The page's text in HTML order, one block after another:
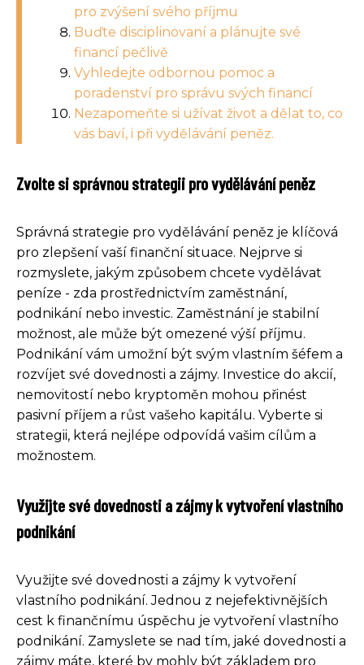
pro zvýšení svého příjmu
Buďte disciplinovaní a plánujte své
financí pečlivě
Vyhledejte odbornou pomoc a
poradenství pro správu svých financí
Nezapomeňte si užívat život a dělat to, co
vás baví, i při vydělávání peněz.
Zvolte si správnou strategii pro vydělávání peněz
Správná strategie pro vydělávání peněz je klíčová
pro zlepšení vaší finanční situace. Nejprve si
rozmyslete, jakým způsobem chcete vydělávat
peníze - zda prostřednictvím zaměstnání,
podnikání nebo investic. Zaměstnání je stabilní
možnost, ale může být omezené výší příjmu.
Podnikání vám umožní být svým vlastním šéfem a
rozvíjet své dovednosti a zájmy. Investice do akcií,
nemovitostí nebo kryptoměn mohou přinést
pasivní příjem a růst vašeho kapitálu. Vyberte si
strategii, která nejlépe odpovídá vašim cílům a
možnostem.
Využijte své dovednosti a zájmy k vytvoření vlastního
podnikání
Využijte své dovednosti a zájmy k vytvoření
vlastního podnikání. Jednou z nejefektivnějších
cest k finančnímu úspěchu je vytvoření vlastního
podnikání. Zamyslete se nad tím, jaké dovednosti a
zájmy máte, které by mohly být základem pro